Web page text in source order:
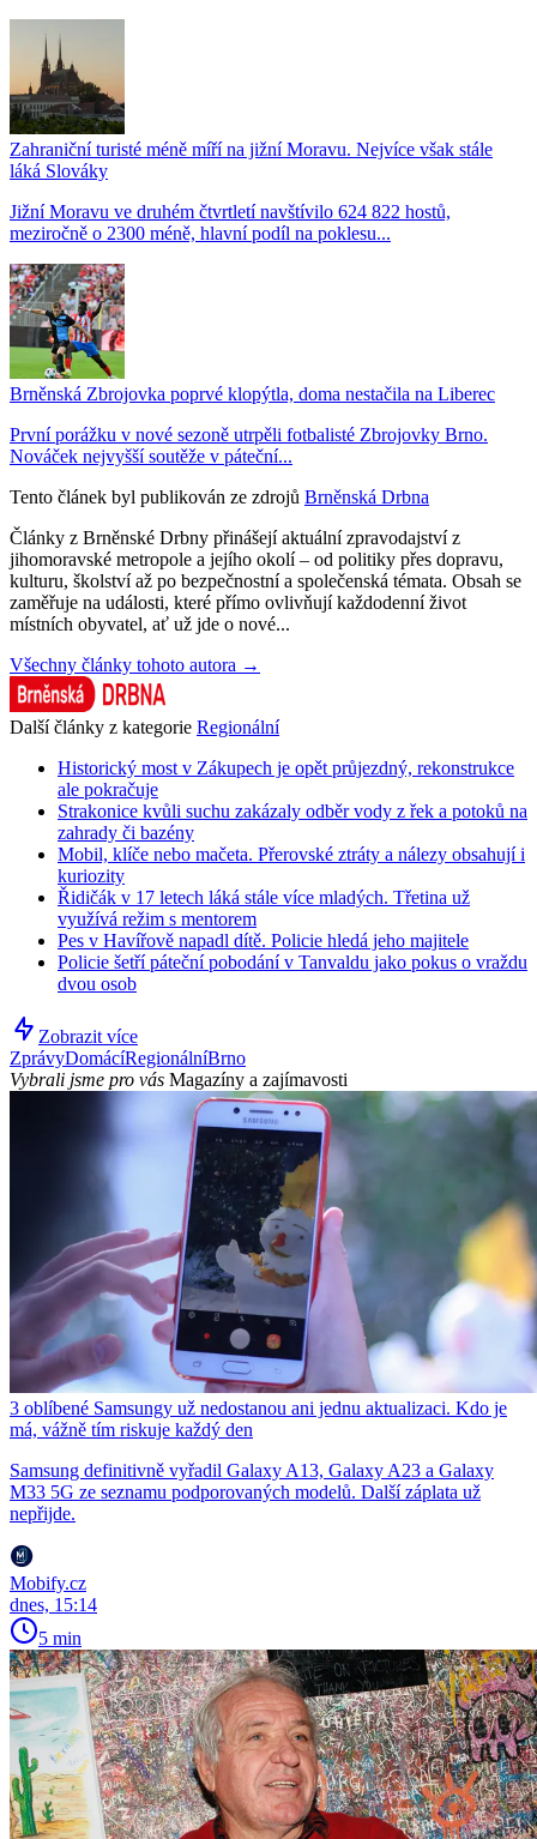
Zahraniční turisté méně míří na jižní Moravu. Nejvíce však stále
láká Slováky
Jižní Moravu ve druhém čtvrtletí navštívilo 624 822 hostů,
meziročně o 2300 méně, hlavní podíl na poklesu...
Brněnská Zbrojovka poprvé klopýtla, doma nestačila na Liberec
První porážku v nové sezoně utrpěli fotbalisté Zbrojovky Brno.
Nováček nejvyšší soutěže v páteční...
Tento článek byl publikován ze zdrojů Brněnská Drbna
Články z Brněnské Drbny přinášejí aktuální zpravodajství z
jihomoravské metropole a jejího okolí – od politiky přes dopravu,
kulturu, školství až po bezpečnostní a společenská témata. Obsah se
zaměřuje na události, které přímo ovlivňují každodenní život
místních obyvatel, ať už jde o nové...
Všechny články tohoto autora →
Další články z kategorie Regionální
Historický most v Zákupech je opět průjezdný, rekonstrukce
ale pokračuje
Strakonice kvůli suchu zakázaly odběr vody z řek a potoků na
zahrady či bazény
Mobil, klíče nebo mačeta. Přerovské ztráty a nálezy obsahují i
kuriozity
Řidičák v 17 letech láká stále více mladých. Třetina už
využívá režim s mentorem
Pes v Havířově napadl dítě. Policie hledá jeho majitele
Policie šetří páteční pobodání v Tanvaldu jako pokus o vraždu
dvou osob
Zobrazit více
ZprávyDomácíRegionálníBrno
Vybrali jsme pro vás Magazíny a zajímavosti
3 oblíbené Samsungy už nedostanou ani jednu aktualizaci. Kdo je
má, vážně tím riskuje každý den
Samsung definitivně vyřadil Galaxy A13, Galaxy A23 a Galaxy
M33 5G ze seznamu podporovaných modelů. Další záplata už
nepřijde.
Mobify.cz
dnes, 15:14
5 min